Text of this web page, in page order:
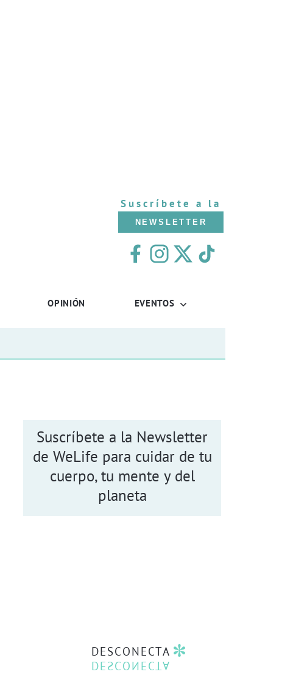
Suscríbete a la
NEWSLETTER
OPINIÓN EVENTOS
Suscríbete a la Newsletter
de WeLife para cuidar de tu
cuerpo, tu mente y del
planeta
DESCONECTA